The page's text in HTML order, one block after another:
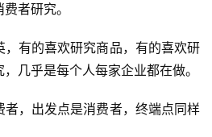
者研究。
有的喜欢研究商品，有的喜欢研
几乎是每个人每家企业都在做。
，出发点是消费者，终端点同样